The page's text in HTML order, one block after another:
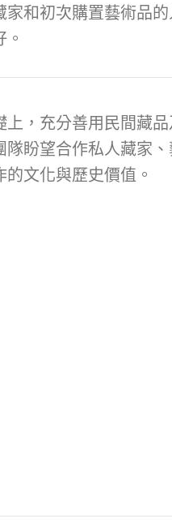
和初次購置藝術品的
，充分善用民間藏
盼望合作私人藏家
文化與歷史價值。